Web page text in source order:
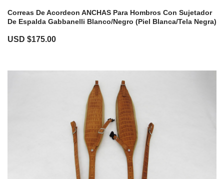
Correas De Acordeon ANCHAS Para Hombros Con Sujetador
De Espalda Gabbanelli Blanco/Negro (Piel Blanca/Tela Negra)
USD $175.00